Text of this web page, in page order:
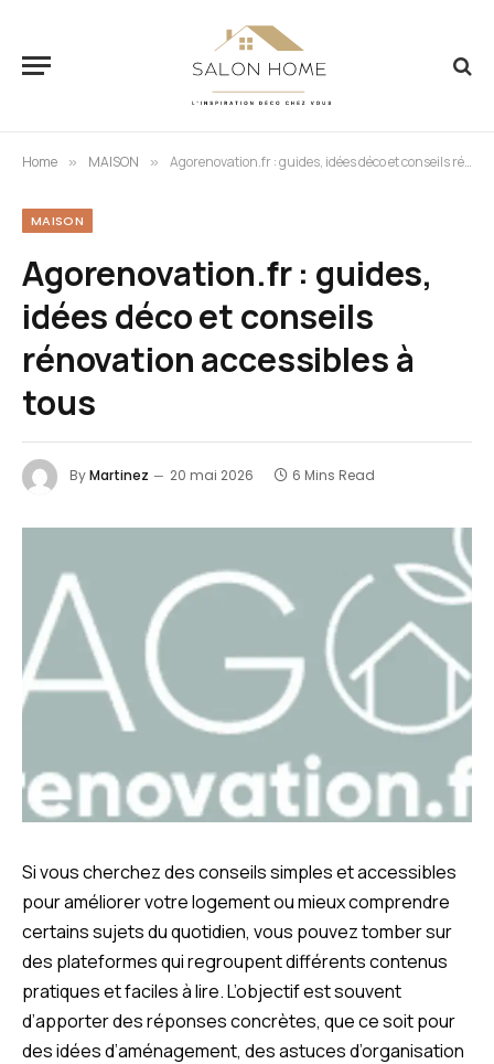
Home » MAISON » Agorenovation.fr : guides, idées déco et conseils rénovation accessibles à tous
MAISON
Agorenovation.fr : guides,
idées déco et conseils
rénovation accessibles à
tous
ByMartinez 20 mai 2026 6 Mins Read
Si vous cherchez des conseils simples et accessibles
pour améliorer votre logement ou mieux comprendre
certains sujets du quotidien, vous pouvez tomber sur
des plateformes qui regroupent différents contenus
pratiques et faciles à lire. L’objectif est souvent
d’apporter des réponses concrètes, que ce soit pour
des idées d’aménagement, des astuces d’organisation